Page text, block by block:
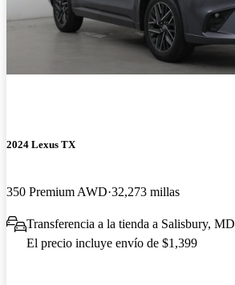
2024 Lexus TX
350 Premium AWD 32,273 millas
Transferencia a la tienda a Salisbury, MD
El precio incluye envío de $1,399